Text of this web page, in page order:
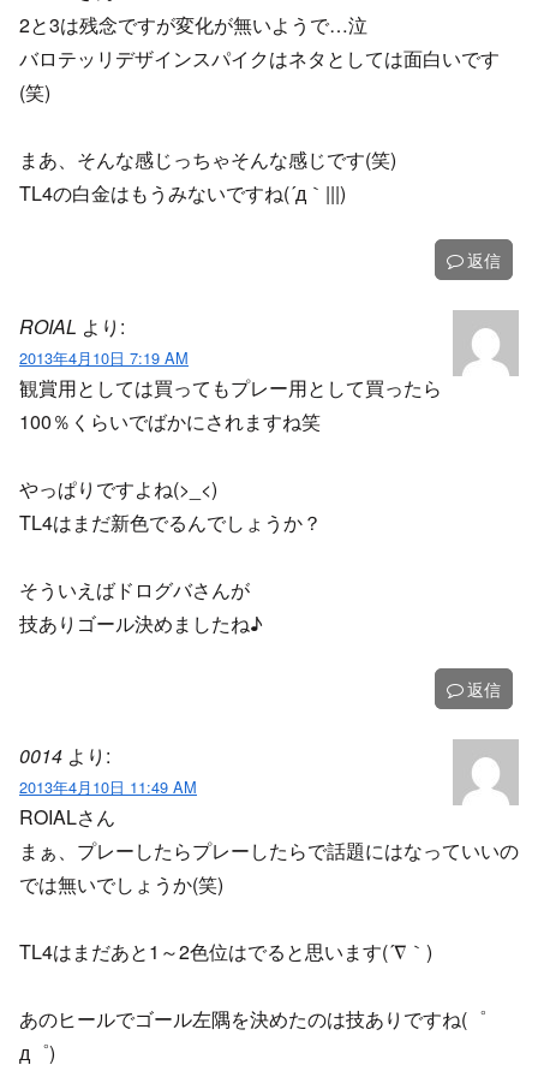
2と3は残念ですが変化が無いようで…泣
バロテッリデザインスパイクはネタとしては面白いです
(笑)
まあ、そんな感じっちゃそんな感じです(笑)
TL4の白金はもうみないですね(´д｀|||)
返信
ROIAL より:
2013年4月10日 7:19 AM
観賞用としては買ってもプレー用として買ったら
100％くらいでばかにされますね笑
やっぱりですよね(>_<)
TL4はまだ新色でるんでしょうか？
そういえばドログバさんが
技ありゴール決めましたね♪
返信
0014 より:
2013年4月10日 11:49 AM
ROIALさん
まぁ、プレーしたらプレーしたらで話題にはなっていいの
では無いでしょうか(笑)
TL4はまだあと1～2色位はでると思います(´∇｀)
あのヒールでゴール左隅を決めたのは技ありですね(゜
д゜)